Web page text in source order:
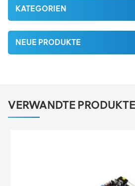
KATEGORIEN
NEUE PRODUKTE
VERWANDTE PRODUKTE